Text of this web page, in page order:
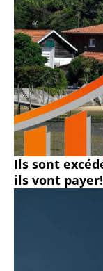
Ils sont
ils vont payer!